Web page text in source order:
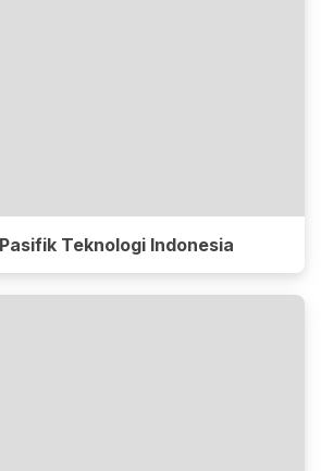
Teknologi Indonesia